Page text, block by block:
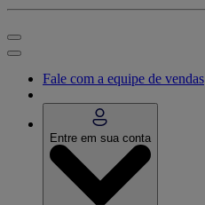
Fale com a equipe de vendas
Entre em sua conta